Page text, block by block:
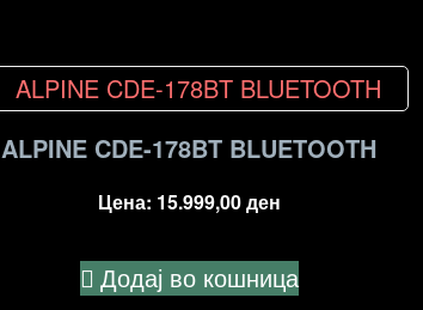
ALPINE CDE-178BT BLUETOOTH
Цена: 15.999,00ден
Додај во кошница